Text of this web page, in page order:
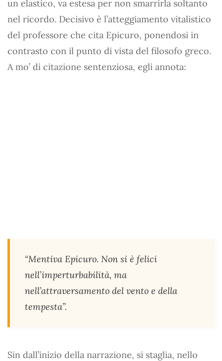
un elastico, va estesa per non smarrirla soltanto
nel ricordo. Decisivo è l’atteggiamento vitalistico
del professore che cita Epicuro, ponendosi in
contrasto con il punto di vista del filosofo greco.
A mo’ di citazione sentenziosa, egli annota:
“Mentiva Epicuro. Non si è felici
nell’imperturbabilità, ma
nell’attraversamento del vento e della
tempesta”.
Sin dall’inizio della narrazione, si staglia, nello